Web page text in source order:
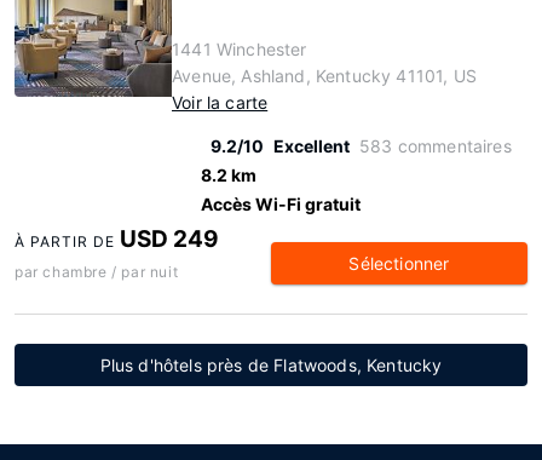
1441 Winchester
Avenue, Ashland, Kentucky 41101, US
Voir la carte
9.2/10 Excellent 583 commentaires
8.2 km
Accès Wi-Fi gratuit
À PARTIR DE USD 249
par chambre / par nuit Sélectionner
Plus d'hôtels près de Flatwoods, Kentucky